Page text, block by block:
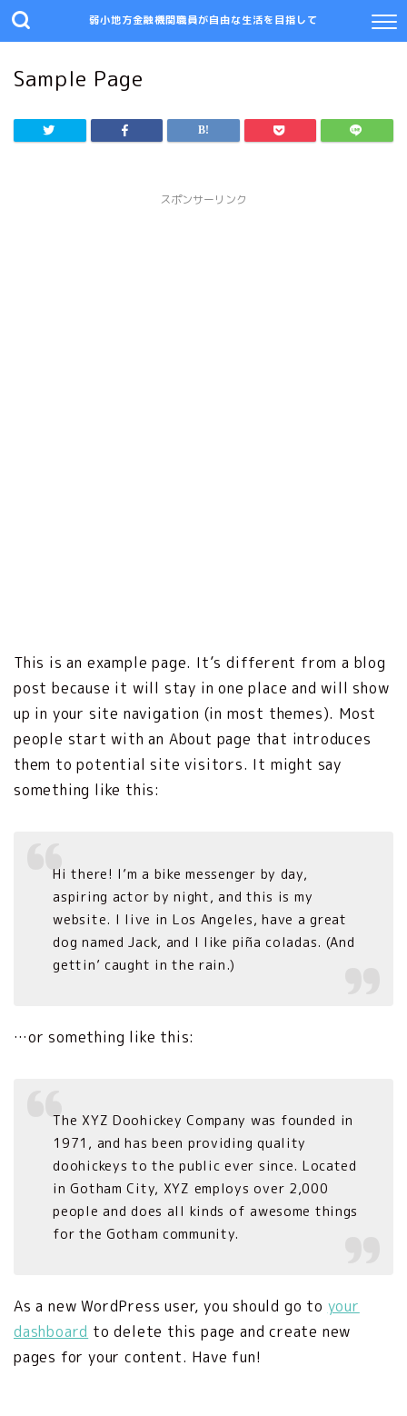
弱小地方金融機関職員が自由な生活を目指して
Sample Page
スポンサーリンク
This is an example page. It’s different from a blog
post because it will stay in one place and will show
up in your site navigation (in most themes). Most
people start with an About page that introduces
them to potential site visitors. It might say
something like this:
Hi there! I’m a bike messenger by day,
aspiring actor by night, and this is my
website. I live in Los Angeles, have a great
dog named Jack, and I like piña coladas. (And
gettin’ caught in the rain.)
…or something like this:
The XYZ Doohickey Company was founded in
1971, and has been providing quality
doohickeys to the public ever since. Located
in Gotham City, XYZ employs over 2,000
people and does all kinds of awesome things
for the Gotham community.
As a new WordPress user, you should go to your
dashboard to delete this page and create new
pages for your content. Have fun!